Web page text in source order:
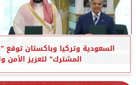
السعودية وتركيا وباكستان توقع
المشترك” لتعزيز الأمن